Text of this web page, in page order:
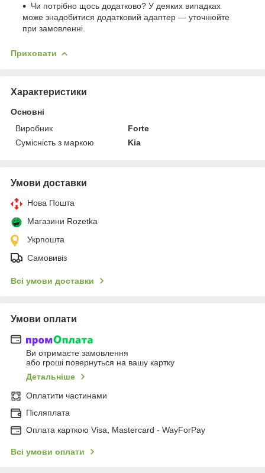
Чи потрібно щось додатково? У деяких випадках
може знадобитися додатковий адаптер — уточнюйте
при замовленні.
Приховати
Характеристики
Основні
Виробник
Forte
Сумісність з маркою
Kia
Умови доставки
Нова Пошта
Магазини Rozetka
Укрпошта
Самовивіз
Всі умови доставки
Умови оплати
Ви отримаєте замовлення
або гроші повернуться на вашу картку
Детальніше
Оплатити частинами
Післяплата
Оплата карткою Visa, Mastercard - WayForPay
Всі умови оплати